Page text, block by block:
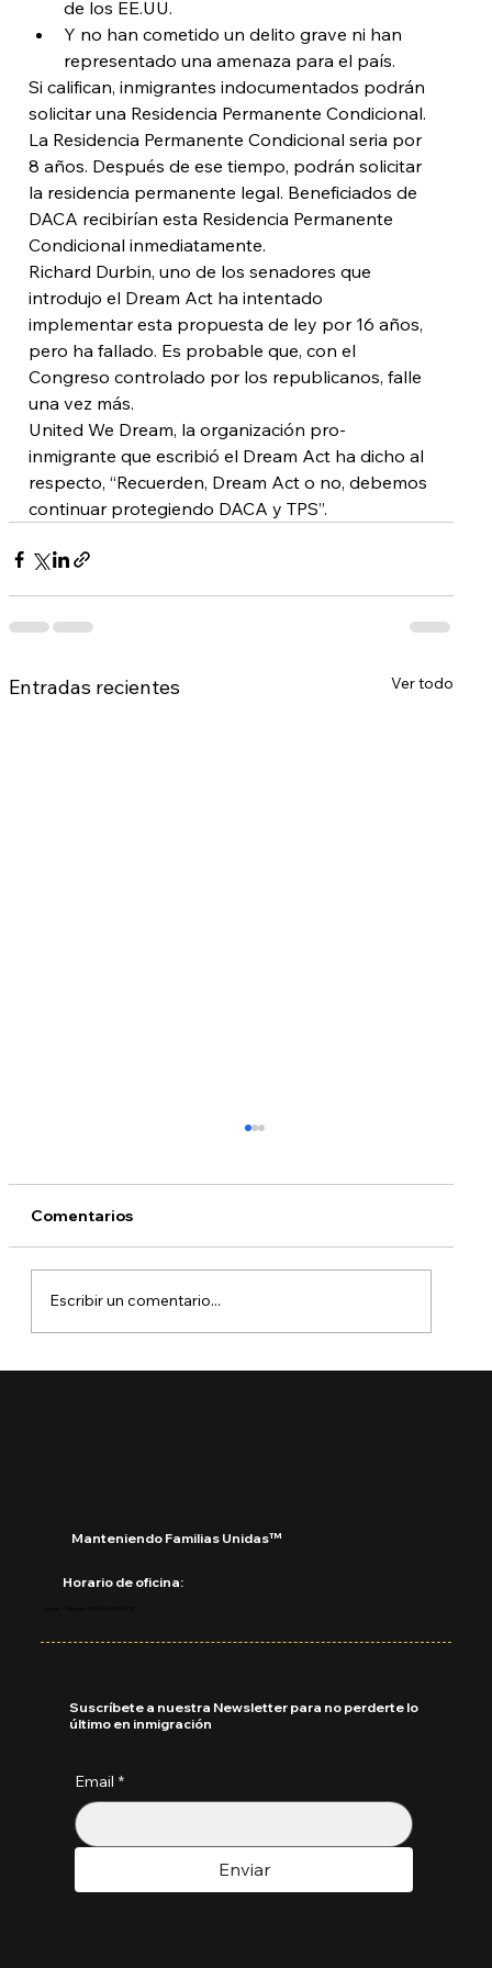
de los EE.UU.
Y no han cometido un delito grave ni han
representado una amenaza para el país.
Si califican, inmigrantes indocumentados podrán
solicitar una Residencia Permanente Condicional.
La Residencia Permanente Condicional seria por
8 años. Después de ese tiempo, podrán solicitar
la residencia permanente legal. Beneficiados de
DACA recibirían esta Residencia Permanente
Condicional inmediatamente.
Richard Durbin, uno de los senadores que
introdujo el Dream Act ha intentado
implementar esta propuesta de ley por 16 años,
pero ha fallado. Es probable que, con el
Congreso controlado por los republicanos, falle
una vez más.
United We Dream, la organización pro-
inmigrante que escribió el Dream Act ha dicho al
respecto, “Recuerden, Dream Act o no, debemos
continuar protegiendo DACA y TPS”.
Entradas recientes Ver todo
Comentarios
Escribir un comentario...
Manteniendo Familias Unidas™
Horario de oficina:
Email *
Enviar
Suscríbete a nuestra Newsletter para no perderte lo
último en inmigración